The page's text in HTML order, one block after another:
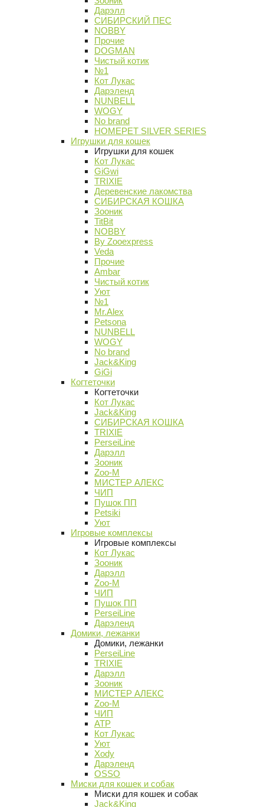
Дарэлл
СИБИРСКИЙ ПЕС
NOBBY
Прочие
DOGMAN
Чистый котик
№1
Кот Лукас
Дарэленд
NUNBELL
WOGY
No brand
HOMEPET SILVER SERIES
Игрушки для кошек
Игрушки для кошек
Кот Лукас
GiGwi
TRIXIE
Деревенские лакомства
СИБИРСКАЯ КОШКА
Зооник
TitBit
NOBBY
By Zooexpress
Veda
Прочие
Ambar
Чистый котик
Уют
№1
Mr.Alex
Petsona
NUNBELL
WOGY
No brand
Jack&King
GiGi
Когтеточки
Когтеточки
Кот Лукас
Jack&King
СИБИРСКАЯ КОШКА
TRIXIE
PerseiLine
Дарэлл
Зооник
Zoo-M
МИСТЕР АЛЕКС
ЧИП
Пушок ПП
Petsiki
Уют
Игровые комплексы
Игровые комплексы
Кот Лукас
Зооник
Дарэлл
Zoo-M
ЧИП
Пушок ПП
PerseiLine
Дарэленд
Домики, лежанки
Домики, лежанки
PerseiLine
TRIXIE
Дарэлл
Зооник
МИСТЕР АЛЕКС
Zoo-M
ЧИП
АТР
Кот Лукас
Уют
Xody
Дарэленд
OSSO
Миски для кошек и собак
Миски для кошек и собак
Jack&King